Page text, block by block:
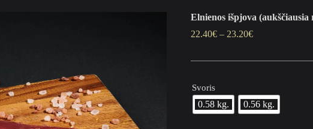
Elnienos išpjova (aukščiausia
22.40€ – 23.20€
Svoris
0.58 kg. 0.56 kg.